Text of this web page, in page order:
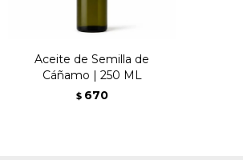
Aceite de Semilla de
Cáñamo | 250 ML
$ 670